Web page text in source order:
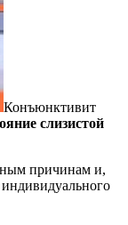
Конъюнктивит
слизистой
причинам и,